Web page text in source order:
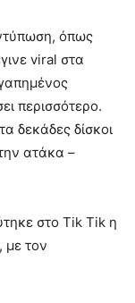
όπως
viral στα
περισσότερο.
δεκάδες δίσκοι
ατάκα –
στο Tik Tik η
με τον